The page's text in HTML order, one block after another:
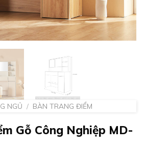
NGỦ / BÀN TRANG ĐIỂM
Gỗ Công Nghiệp MD-